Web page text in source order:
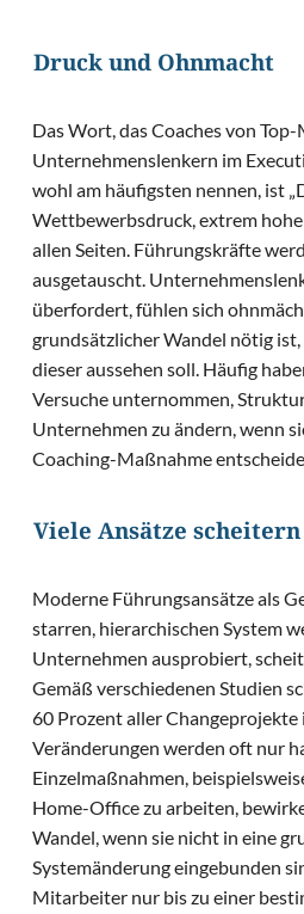
Druck und Ohnmacht
Das Wort, das Coaches von
Unternehmenslenkern im
wohl am häufigsten nennen, ist
Wettbewerbsdruck, extrem
allen Seiten. Führungskräfte
ausgetauscht.
überfordert, fühlen sich
grundsätzlicher Wandel nötig
dieser aussehen soll. Häufig
Versuche unternommen,
Unternehmen zu ändern, wenn
Coaching-Maßnahme
Viele Ansätze scheitern
Moderne Führungsansätze als
starren, hierarchischen System
Unternehmen ausprobiert,
Gemäß verschiedenen Studien
60 Prozent aller
Veränderungen werden oft nur
Einzelmaßnahmen,
Home-Office zu arbeiten,
Wandel, wenn sie nicht in eine
Systemänderung eingebunden
Mitarbeiter nur bis zu einer